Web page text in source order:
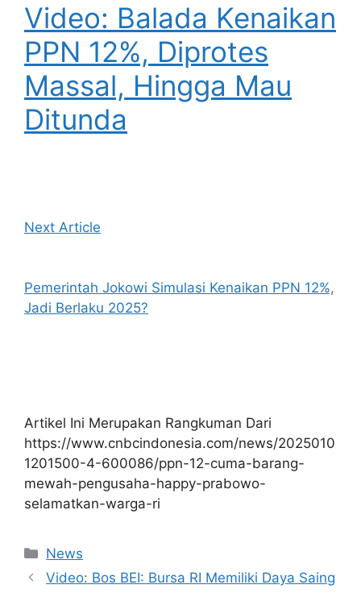
Video: Balada Kenaikan
PPN 12%, Diprotes
Massal, Hingga Mau
Ditunda
Next Article
Pemerintah Jokowi Simulasi Kenaikan PPN 12%,
Jadi Berlaku 2025?
Artikel Ini Merupakan Rangkuman Dari
https://www.cnbcindonesia.com/news/2025010
1201500-4-600086/ppn-12-cuma-barang-
mewah-pengusaha-happy-prabowo-
selamatkan-warga-ri
Kategori
News
Video: Bos BEI: Bursa RI Memiliki Daya Saing